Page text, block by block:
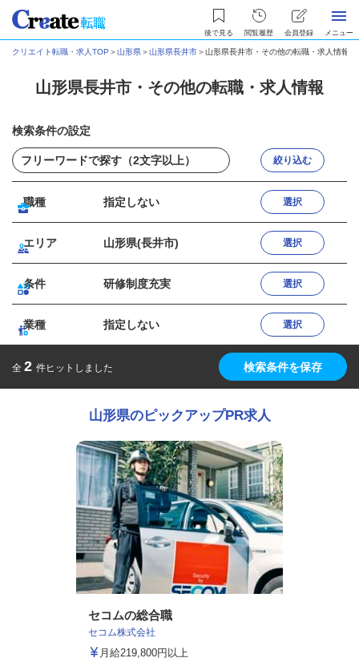
後で見る 閲覧履歴 会員登録 メニュー
クリエイト転職・求人TOP ＞山形県＞山形県長井市＞山形県長井市・その他の転職・求人情報
山形県長井市・その他の転職・求人情報
検索条件の設定
絞り込む
職種 指定しない 選択
エリア 山形県(長井市) 選択
条件 研修制度充実 選択
業種 指定しない 選択
全 2 件ヒットしました 検索条件を保存
山形県のピックアップPR求人
セコムの総合職
セコム株式会社
月給219,800円以上